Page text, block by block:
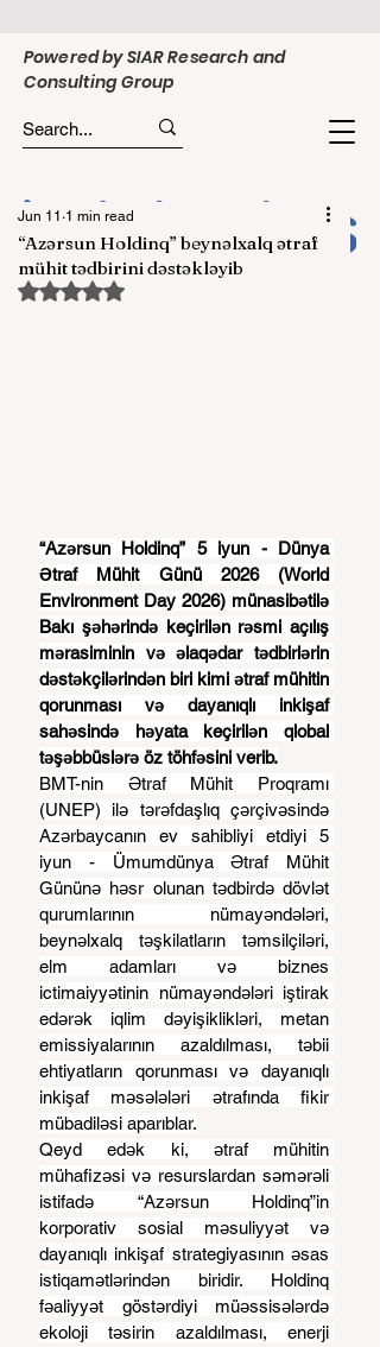
Powered by SIAR Research and
Consulting Group
“Azərsun Holdinq” beynəlxalq ətraf
mühit tədbirini dəstəkləyib
Jun 11 1 min read
Rated NaN out of 5 stars.
“Azərsun Holdinq” 5 iyun - Dünya
Ətraf Mühit Günü 2026 (World
Environment Day 2026) münasibətilə
Bakı şəhərində keçirilən rəsmi açılış
mərasiminin və əlaqədar tədbirlərin
dəstəkçilərindən biri kimi ətraf mühitin
qorunması və dayanıqlı inkişaf
sahəsində həyata keçirilən qlobal
təşəbbüslərə öz töhfəsini verib.
BMT-nin Ətraf Mühit Proqramı
(UNEP) ilə tərəfdaşlıq çərçivəsində
Azərbaycanın ev sahibliyi etdiyi 5
iyun - Ümumdünya Ətraf Mühit
Gününə həsr olunan tədbirdə dövlət
qurumlarının nümayəndələri,
beynəlxalq təşkilatların təmsilçiləri,
elm adamları və biznes
ictimaiyyətinin nümayəndələri iştirak
edərək iqlim dəyişiklikləri, metan
emissiyalarının azaldılması, təbii
ehtiyatların qorunması və dayanıqlı
inkişaf məsələləri ətrafında fikir
mübadiləsi aparıblar.
Qeyd edək ki, ətraf mühitin
mühafizəsi və resurslardan səmərəli
istifadə “Azərsun Holdinq”in
korporativ sosial məsuliyyət və
dayanıqlı inkişaf strategiyasının əsas
istiqamətlərindən biridir. Holdinq
fəaliyyət göstərdiyi müəssisələrdə
ekoloji təsirin azaldılması, enerji